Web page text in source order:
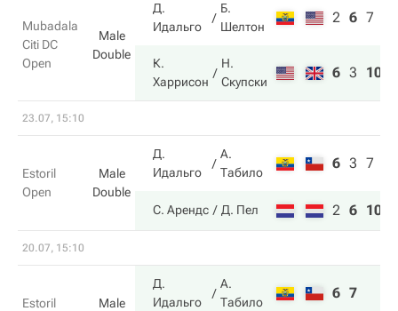
Mubadala
Citi DC
Open
Male
Double
Д.
Идальго
Б.
Шелтон
2 6 7
К.
Харрисон
Н.
Скупски
6 3 10
23.07, 15:10
Estoril
Open
Male
Double
Д.
Идальго
А.
Табило
6 3 7
С. Арендс Д. Пел 2 6 10
20.07, 15:10
Estoril
Male
Д.
Идальго
А.
Табило
6 7